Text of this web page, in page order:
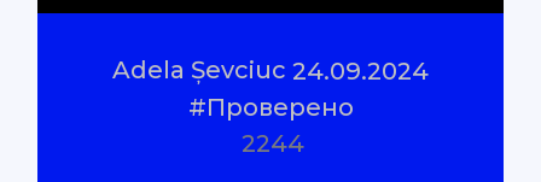
#Проверено
#Объяснено
Adela Șevciuc 24.09.2024
#Проверено
2244